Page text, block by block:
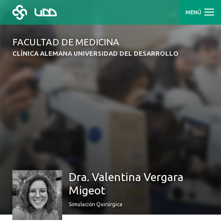
MENÚ
FACULTAD DE MEDICINA
CLÍNICA ALEMANA UNIVERSIDAD DEL DESARROLLO
Dra. Valentina Vergara
Migeot
Simulación Quirúrgica